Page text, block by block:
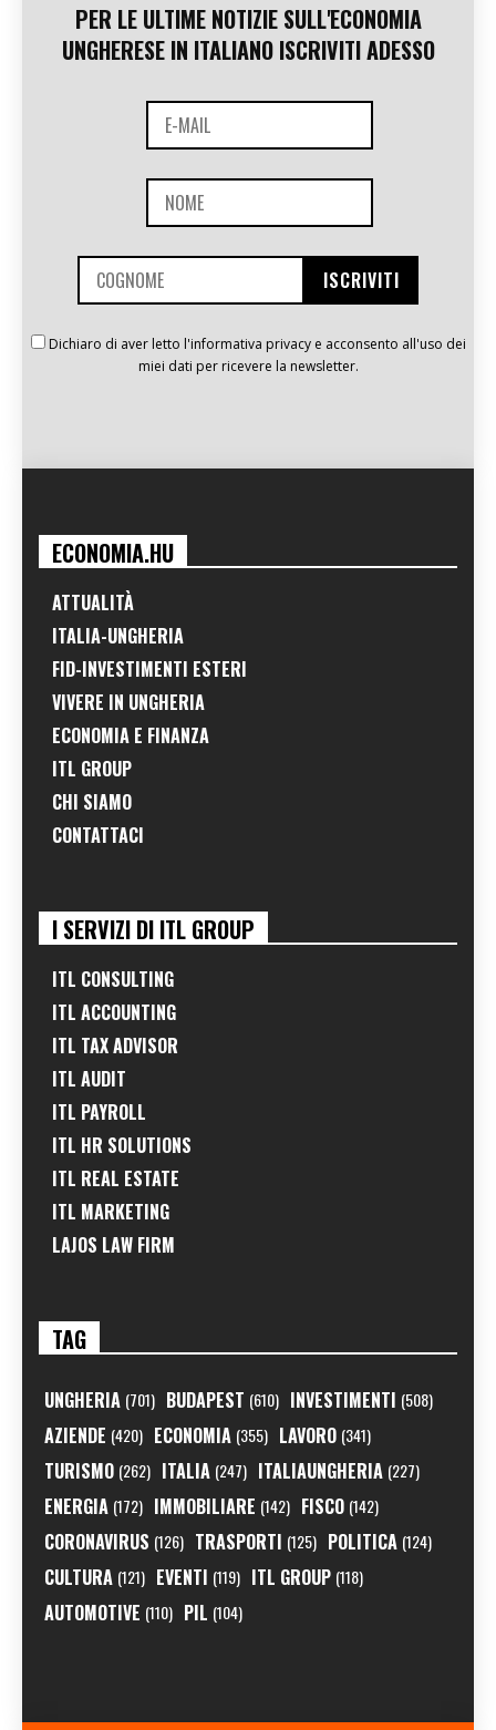
PER LE ULTIME NOTIZIE SULL'ECONOMIA
UNGHERESE IN ITALIANO ISCRIVITI ADESSO
Dichiaro di aver letto l'informativa privacy e acconsento all'uso dei
miei dati per ricevere la newsletter.
ECONOMIA.HU
ATTUALITÀ
ITALIA-UNGHERIA
FID-INVESTIMENTI ESTERI
VIVERE IN UNGHERIA
ECONOMIA E FINANZA
ITL GROUP
CHI SIAMO
CONTATTACI
I SERVIZI DI ITL GROUP
ITL CONSULTING
ITL ACCOUNTING
ITL TAX ADVISOR
ITL AUDIT
ITL PAYROLL
ITL HR SOLUTIONS
ITL REAL ESTATE
ITL MARKETING
LAJOS LAW FIRM
TAG
UNGHERIA (701) BUDAPEST (610) INVESTIMENTI (508)
AZIENDE (420) ECONOMIA (355) LAVORO (341)
TURISMO (262) ITALIA (247) ITALIAUNGHERIA (227)
ENERGIA (172) IMMOBILIARE (142) FISCO (142)
CORONAVIRUS (126) TRASPORTI (125) POLITICA (124)
CULTURA (121) EVENTI (119) ITL GROUP (118)
AUTOMOTIVE (110) PIL (104)